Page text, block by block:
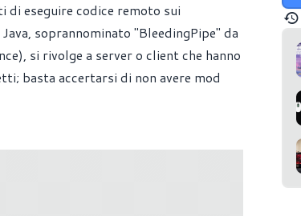
di eseguire codice remoto sui
soprannominato "BleedingPipe" da
si rivolge a server o client che hanno
basta accertarsi di non avere mod